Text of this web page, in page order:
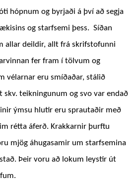
hópnum og byrjaði á því að segja
og starfsemi þess. Síðan
allar deildir, allt frá skrifstofunni
fer fram í tölvum og
vélarnar eru smíðaðar, stálið
skv. teikningunum og svo var endað
ýmsu hlutir eru sprautaðir með
rétta áferð. Krakkarnir þurftu
mjög áhugasamir um starfsemina
Þeir voru að lokum leystir út